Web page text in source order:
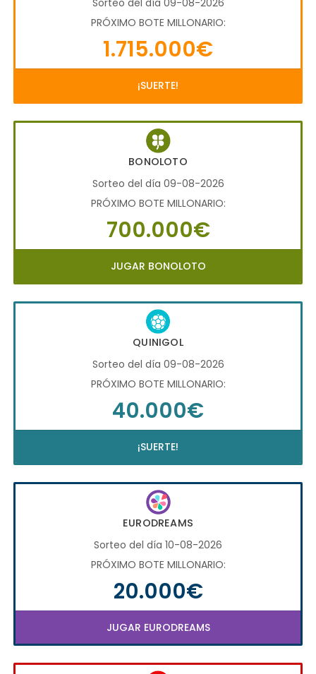
Sorteo del día 09-08-2026
PRÓXIMO BOTE MILLONARIO:
1.715.000€
¡SUERTE!
BONOLOTO
Sorteo del día 09-08-2026
PRÓXIMO BOTE MILLONARIO:
700.000€
JUGAR BONOLOTO
QUINIGOL
Sorteo del día 09-08-2026
PRÓXIMO BOTE MILLONARIO:
40.000€
¡SUERTE!
EURODREAMS
Sorteo del día 10-08-2026
PRÓXIMO BOTE MILLONARIO:
20.000€
JUGAR EURODREAMS